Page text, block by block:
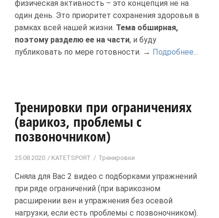
физическая активность – это концепция не на
один день. Это приоритет сохранения здоровья в
рамках всей нашей жизни. Тема обширная,
поэтому разделю ее на части, и буду
публиковать по мере готовности. → Подробнее...
Тренировки при ограничениях
(варикоз, проблемы с
позвоночником)
25.08.2020 KATETSPORT Тренировки
Сняла для Вас 2 видео с подборками упражнений
при ряде ограничений (при варикозном
расширении вен и упражнения без осевой
нагрузки, если есть проблемы с позвоночником).